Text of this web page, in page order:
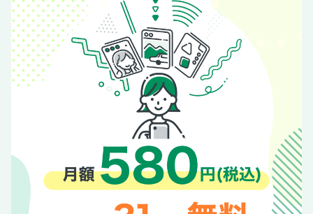
かにかまシューマイ
かつおの黄身じょうゆ漬け
あじの香味焼き
パプリカと鶏のマリネ
みそ風味のしょうが焼き
【ボクでもできる金曜日】チリコンカン
豚と野菜のピリ辛みそうどん
鶏のうまだれ蒸し＆豆苗とトマトのサラダ
ハムチーズロール
にんじんしりしり＆ブロッコリーのゴマ和え